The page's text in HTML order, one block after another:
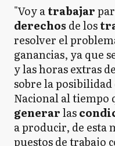
"Voy atrabajar
derechos de los
resolver el
ganancias, ya que
y las horas extras
sobre la
Nacional al tiempo
generarlas
a producir, de esta
puestos de trabajo